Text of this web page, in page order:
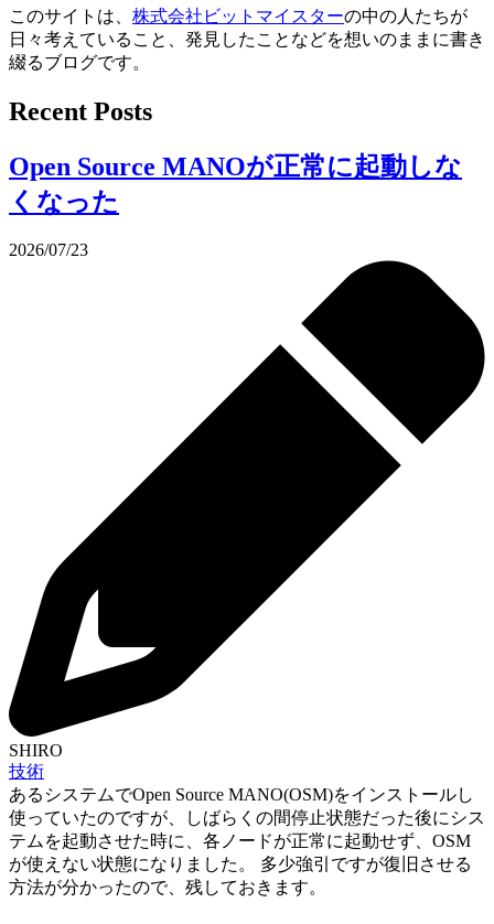
このサイトは、 株式会社ビットマイスターの中の人たちが
日々考えていること、発見したことなどを想いのままに書き
綴るブログです。
Recent Posts
Open Source MANOが正常に起動しな
くなった
2026/07/23
SHIRO
技術
あるシステムでOpen Source MANO(OSM)をインストールし
使っていたのですが、しばらくの間停止状態だった後にシス
テムを起動させた時に、各ノードが正常に起動せず、OSM
が使えない状態になりました。 多少強引ですが復旧させる
方法が分かったので、残しておきます。